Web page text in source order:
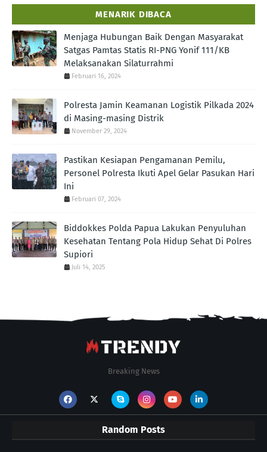
MENARIK DIBACA
Menjaga Hubungan Baik Dengan Masyarakat
Satgas Pamtas Statis RI-PNG Yonif 111/KB
Melaksanakan Silaturrahmi
Februari 16, 2024
Polresta Jamin Keamanan Logistik Pilkada 2024
di Masing-masing Distrik
November 29, 2024
Pastikan Kesiapan Pengamanan Pemilu,
Personel Polresta Ikuti Apel Gelar Pasukan Hari
Ini
Februari 07, 2024
Biddokkes Polda Papua Lakukan Penyuluhan
Kesehatan Tentang Pola Hidup Sehat Di Polres
Supiori
Juli 14, 2025
Breaking News
Random Posts